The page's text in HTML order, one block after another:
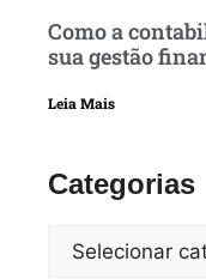
Como a
sua gestão
Leia Mais
Categorias